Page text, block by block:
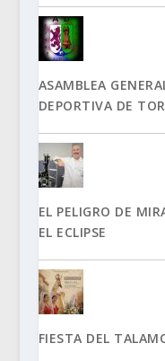
ASAMBLEA
DEPORTIVA DE
EL PELIGRO DE
EL ECLIPSE
FIESTA DEL